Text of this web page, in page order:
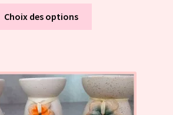
Choix des options
variations.
Les
options